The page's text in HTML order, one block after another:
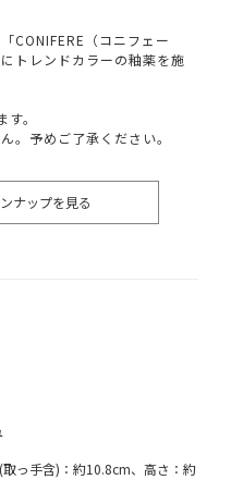
CONIFERE（コニフェー
トレンドカラーの釉薬を施
。
。予めご了承ください。
ナップを見る
っ手含)：約10.8cm、高さ：約